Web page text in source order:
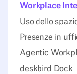
Workplace
Uso dello
Presenze in
Agentic
deskbird Dock